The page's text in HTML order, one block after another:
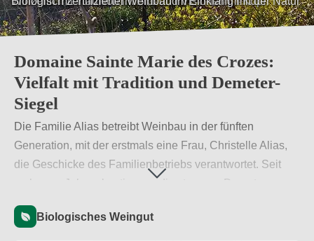
Domaine Sainte Marie des Crozes:
Vielfalt mit Tradition und Demeter-
Siegel
Die Familie Alias betreibt Weinbau in der fünften
Generation, mit der erstmals eine Frau, Christelle Alias,
die Geschicke des Familienbetriebs verantwortet. Seit
mehreren Jahren bestimmen die strengen Demeter-
mit der Tradition der weltberühmten
Biologisches Weingut